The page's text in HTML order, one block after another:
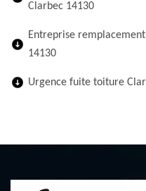
Clarbec 14130
Entreprise
14130
Urgence fuite toiture